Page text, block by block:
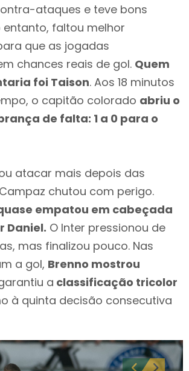
ataques e teve bons
entanto, faltou melhor
que as jogadas
chances reais de gol. Quem
foi Taison. Aos 18 minutos
o capitão colorado abriu o
de falta: 1 a 0 para o
atacar mais depois das
chutou com perigo.
empatou em cabeçada
Daniel. O Inter pressionou de
mas finalizou pouco. Nas
a gol, Brenno mostrou
a classificação tricolor
à quinta decisão consecutiva